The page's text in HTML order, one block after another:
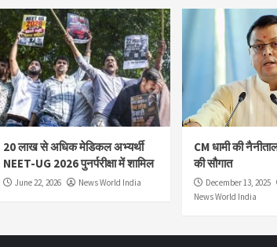
20 लाख से अधिक मेडिकल अभ्यर्थी
NEET-UG 2026 पुनर्परीक्षा में शामिल
June 22, 2026 News World India
CM धामी की
की सौगात
December 13, 2025
News World India